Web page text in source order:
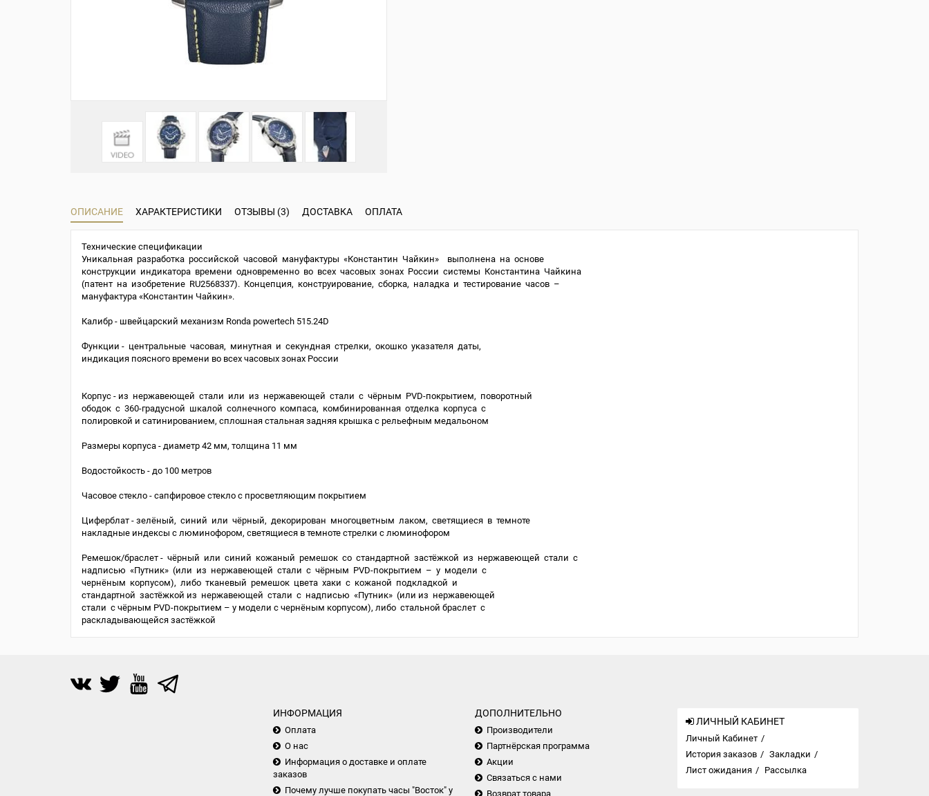
ОПИСАНИЕ ХАРАКТЕРИСТИКИ ОТЗЫВЫ (3) ДОСТАВКА ОПЛАТА
Технические спецификации
Уникальная разработка российской часовой мануфактуры «Константин Чайкин» выполнена на основе
конструкции индикатора времени одновременно во всех часовых зонах России системы Константина Чайкина
(патент на изобретение RU2568337). Концепция, конструирование, сборка, наладка и тестирование часов –
мануфактура «Константин Чайкин».
Калибр - швейцарский механизм Ronda powertech 515.24D
Функции - центральные часовая, минутная и секундная стрелки, окошко указателя даты,
индикация поясного времени во всех часовых зонах России
Корпус - из нержавеющей стали или из нержавеющей стали с чёрным PVD-покрытием, поворотный
ободок с 360-градусной шкалой солнечного компаса, комбинированная отделка корпуса с
полировкой и сатинированием, сплошная стальная задняя крышка с рельефным медальоном
Размеры корпуса - диаметр 42 мм, толщина 11 мм
Водостойкость - до 100 метров
Часовое стекло - сапфировое стекло с просветляющим покрытием
Циферблат - зелёный, синий или чёрный, декорирован многоцветным лаком, светящиеся в темноте
накладные индексы с люминофором, светящиеся в темноте стрелки с люминофором
Ремешок/браслет - чёрный или синий кожаный ремешок со стандартной застёжкой из нержавеющей стали с
надписью «Путник» (или из нержавеющей стали с чёрным PVD-покрытием – у модели с
чернёным корпусом), либо тканевый ремешок цвета хаки с кожаной подкладкой и
стандартной застёжкой из нержавеющей стали с надписью «Путник» (или из нержавеющей
стали с чёрным PVD-покрытием – у модели с чернёным корпусом), либо стальной браслет с
раскладывающейся застёжкой
ИНФОРМАЦИЯ
Оплата
О нас
Информация о доставке и оплате
заказов
Почему лучше покупать часы "Восток" у
ДОПОЛНИТЕЛЬНО
Производители
Партнёрская программа
Акции
Связаться с нами
Возврат товара
ЛИЧНЫЙ КАБИНЕТ
Личный Кабинет
История заказов
Закладки
Лист ожидания
Рассылка